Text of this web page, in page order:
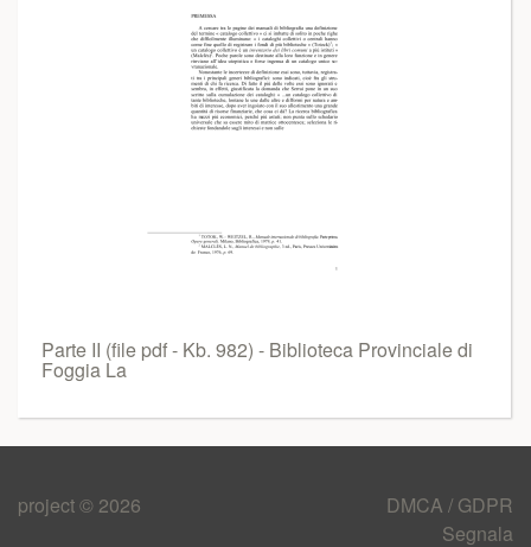
Parte II (file pdf - Kb. 982) - Biblioteca Provinciale di
Foggia La
project © 2026
DMCA / GDPR
Segnala